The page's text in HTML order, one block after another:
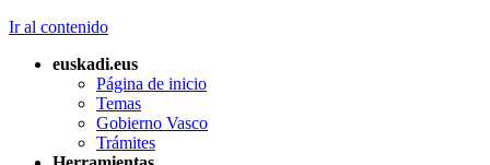
Ir al contenido
euskadi.eus
Página de inicio
Temas
Gobierno Vasco
Trámites